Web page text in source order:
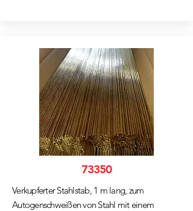
73350
Verkupferter Stahlstab, 1 m lang, zum
Autogenschweißen von Stahl mit einem